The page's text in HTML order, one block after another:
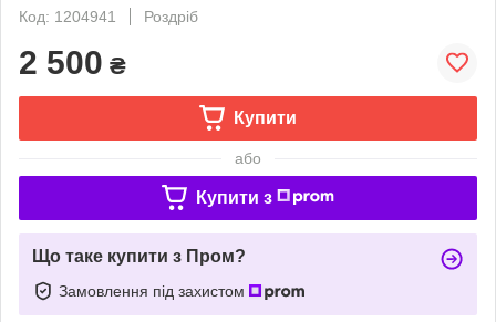
Код: 1204941
Роздріб
2 500 ₴
Купити
або
Купити з
Що таке купити з Пром?
Замовлення під захистом